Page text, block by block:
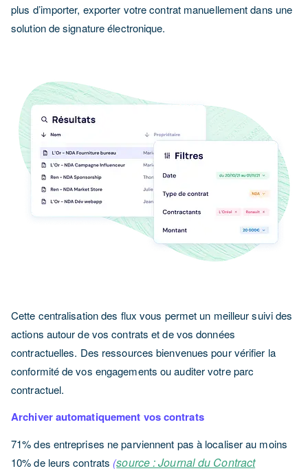
plus d’importer, exporter votre contrat manuellement dans une
solution de signature électronique.
Cette centralisation des flux vous permet un meilleur suivi des
actions autour de vos contrats et de vos données
contractuelles. Des ressources bienvenues pour vérifier la
conformité de vos engagements ou auditer votre parc
contractuel.
Archiver automatiquement vos contrats
71% des entreprises ne parviennent pas à localiser au moins
10% de leurs contrats (source : Journal du Contract